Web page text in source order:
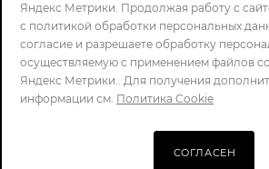
ПОЛИТИКА
Яндекс Метрики. Продолжая работу с
с политикой обработки персональных
согласие и разрешаете обработку
осуществляемую с применением файлов
Яндекс Метрики.. Для получения
информации см. Политика Cookie
СОГЛАСЕН